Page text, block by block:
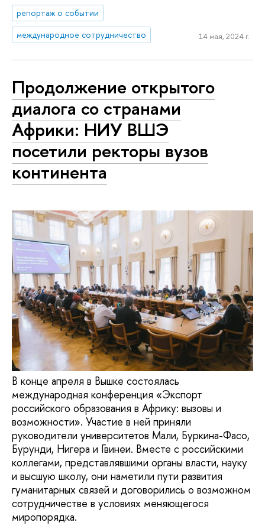
репортаж о событии
международное сотрудничество
14 мая, 2024 г.
Продолжение открытого
диалога со странами
Африки: НИУ ВШЭ
посетили ректоры вузов
континента
В конце апреля в Вышке состоялась
международная конференция «Экспорт
российского образования в Африку: вызовы и
возможности». Участие в ней приняли
руководители университетов Мали, Буркина-Фасо,
Бурунди, Нигера и Гвинеи. Вместе с российскими
коллегами, представлявшими органы власти, науку
и высшую школу, они наметили пути развития
гуманитарных связей и договорились о возможном
сотрудничестве в условиях меняющегося
миропорядка.